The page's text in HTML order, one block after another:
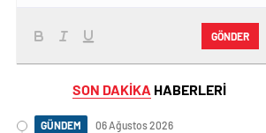
GÖNDER
SON DAKİKA HABERLERİ
GÜNDEM 06 Ağustos 2026